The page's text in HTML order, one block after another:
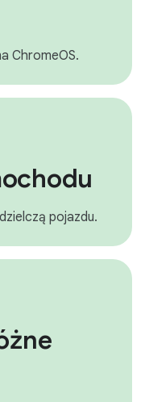
ChromeOS.
pojazdu.